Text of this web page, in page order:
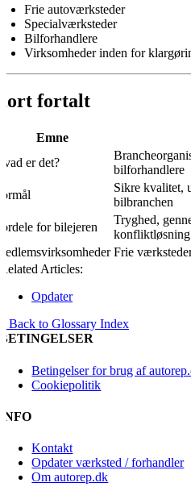
Frie autoværksteder
Specialværksteder
Bilforhandlere
Virksomheder inden for
fortalt
Emne
er det?
bilforhandlere
Sikre kvalitet,
bilbranchen
for bilejeren
Tryghed,
konfliktløsning
Frie
Related Articles:
Opdater
« Back to Glossary Index
BETINGELSER
Betingelser for brug af
Cookiepolitik
INFO
Kontakt
Opdater værksted / forhandler
Om autorep.dk